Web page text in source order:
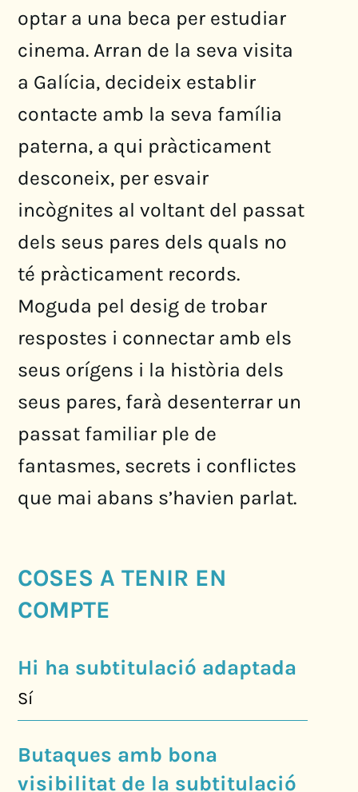
optar a una beca per estudiar
cinema. Arran de la seva visita
a Galícia, decideix establir
contacte amb la seva família
paterna, a qui pràcticament
desconeix, per esvair
incògnites al voltant del passat
dels seus pares dels quals no
té pràcticament records.
Moguda pel desig de trobar
respostes i connectar amb els
seus orígens i la història dels
seus pares, farà desenterrar un
passat familiar ple de
fantasmes, secrets i conflictes
que mai abans s’havien parlat.
COSES A TENIR EN
COMPTE
Hi ha subtitulació adaptada
Sí
Butaques amb bona
visibilitat de la subtitulació